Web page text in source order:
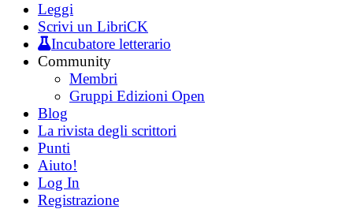
Leggi
Scrivi un LibriCK
Incubatore letterario
Community
Membri
Gruppi Edizioni Open
Blog
La rivista degli scrittori
Punti
Aiuto!
Log In
Registrazione